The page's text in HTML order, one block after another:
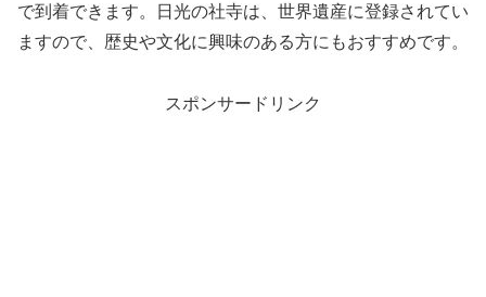
で到着できます。日光の社寺は、世界遺産に登録されてい
ますので、歴史や文化に興味のある方にもおすすめです。
スポンサードリンク